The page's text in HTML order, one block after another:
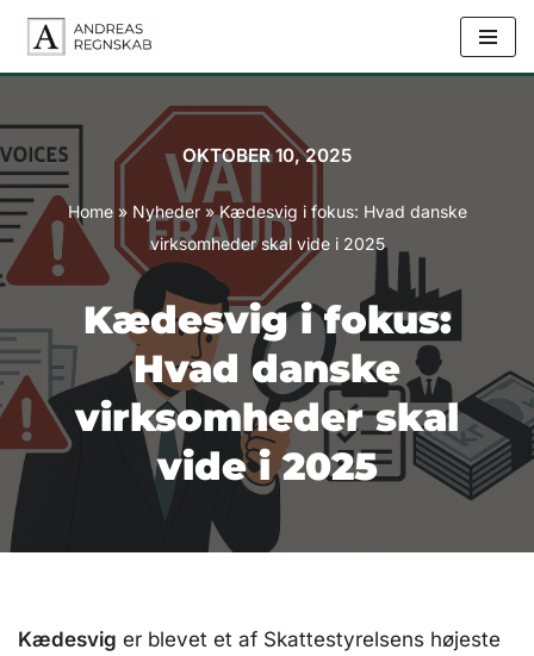
indhold
OKTOBER 10, 2025
Home» Nyheder»Kædesvig i fokus: Hvad danske
virksomheder skal vide i 2025
Kædesvig i fokus:
Hvad danske
virksomheder skal
vide i 2025
Kædesvig er blevet et af Skattestyrelsens højeste